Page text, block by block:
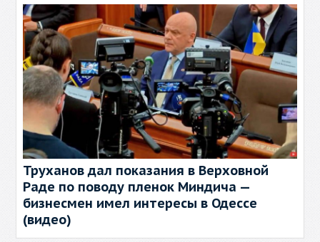
Труханов дал показания в Верховной
Раде по поводу пленок Миндича —
бизнесмен имел интересы в Одессе
(видео)